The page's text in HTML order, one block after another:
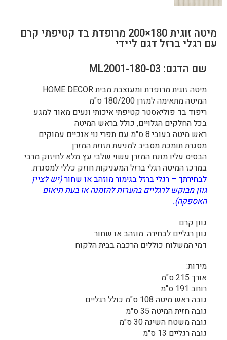
מיטה זוגית 180×200 מרופדת בד קטיפתי קרם
עם רגלי ברזל דגם ליידי
שם הדגם: ML2001-180-03
מיטה זוגית מרופדת ומעוצבת מבית HOME DECOR
המיטה מתאימה למזרן 180/200 ס"מ
ריפוד בד פוליאסטר קטיפתי איכותי ונעים מאוד למגע
בכל החלקים הגלויים, כולל בראש המיטה
ראש מיטה בעובי 8 ס"מ עם תפרי נוי אנכיים עמוקים
מסגרת תומכת מסביב למניעת תזוזת המזרן
הבסיס עליו מונח המזרן עשוי שלבי עץ מלא לחיזוק מרבי
במרכז המיטה רגלי ברזל המעניקות חוזק כללי למסגרת.
לבחירתך – רגלי ברזל בגימור מוזהב או שחור(יש לציין
גוון מבוקש לרגליים בהערות להזמנה או בעת תיאום
האספקה).
גוון קרם
גוון רגליים לבחירה: מוזהב או שחור
דמי המשלוח כוללים הרכבה בבית הלקוח
מידות:
אורך 215 ס"מ
רוחב 191 ס"מ
גובה ראש מיטה 108 ס"מ כולל רגליים
גובה חזית המיטה 35 ס"מ
גובה משטח השינה 30 ס"מ
גובה רגליים 13 ס"מ